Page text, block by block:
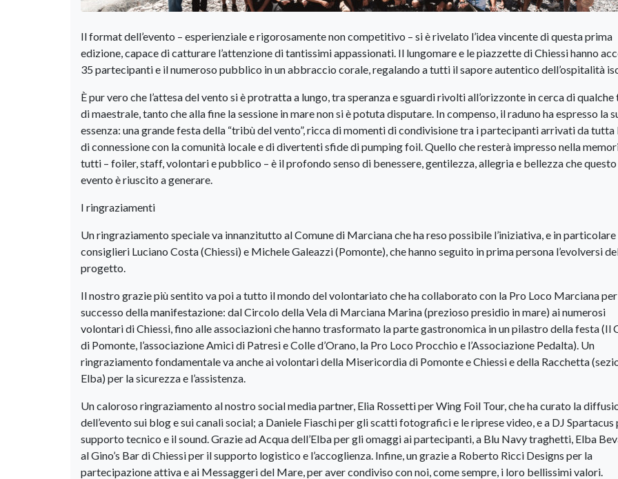
Il format dell’evento – esperienziale e rigorosamente non competitivo – si è rivelato l’idea vincente di questa prima
edizione, capace di catturare l’attenzione di tantissimi appassionati. Il lungomare e le piazzette di Chiessi hanno
35 partecipanti e il numeroso pubblico in un abbraccio corale, regalando a tutti il sapore autentico dell’ospitalità
È pur vero che l’attesa del vento si è protratta a lungo, tra speranza e sguardi rivolti all’orizzonte in cerca di
di maestrale, tanto che alla fine la sessione in mare non si è potuta disputare. In compenso, il raduno ha espresso la
essenza: una grande festa della “tribù del vento”, ricca di momenti di condivisione tra i partecipanti arrivati da tutta
di connessione con la comunità locale e di divertenti sfide di pumping foil. Quello che resterà impresso nella
tutti – foiler, staff, volontari e pubblico – è il profondo senso di benessere, gentilezza, allegria e bellezza che questo
evento è riuscito a generare.
I ringraziamenti
Un ringraziamento speciale va innanzitutto al Comune di Marciana che ha reso possibile l’iniziativa, e in particolare
consiglieri Luciano Costa (Chiessi) e Michele Galeazzi (Pomonte), che hanno seguito in prima persona l’evolversi
progetto.
Il nostro grazie più sentito va poi a tutto il mondo del volontariato che ha collaborato con la Pro Loco Marciana
successo della manifestazione: dal Circolo della Vela di Marciana Marina (prezioso presidio in mare) ai numerosi
volontari di Chiessi, fino alle associazioni che hanno trasformato la parte gastronomica in un pilastro della festa (Il
di Pomonte, l’associazione Amici di Patresi e Colle d’Orano, la Pro Loco Procchio e l’Associazione Pedalta). Un
ringraziamento fondamentale va anche ai volontari della Misericordia di Pomonte e Chiessi e della Racchetta
Elba) per la sicurezza e l’assistenza.
Un caloroso ringraziamento al nostro social media partner, Elia Rossetti per Wing Foil Tour, che ha curato la
dell’evento sui blog e sui canali social; a Daniele Fiaschi per gli scatti fotografici e le riprese video, e a DJ Spartacus
supporto tecnico e il sound. Grazie ad Acqua dell’Elba per gli omaggi ai partecipanti, a Blu Navy traghetti, Elba
al Gino’s Bar di Chiessi per il supporto logistico e l’accoglienza. Infine, un grazie a Roberto Ricci Designs per la
partecipazione attiva e ai Messaggeri del Mare, per aver condiviso con noi, come sempre, i loro bellissimi valori.